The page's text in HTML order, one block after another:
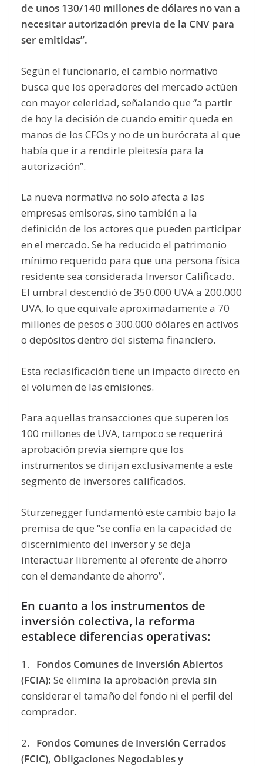
de unos 130/140 millones de dólares no van a
necesitar autorización previa de la CNV para
ser emitidas”.
Según el funcionario, el cambio normativo
busca que los operadores del mercado actúen
con mayor celeridad, señalando que “a partir
de hoy la decisión de cuando emitir queda en
manos de los CFOs y no de un burócrata al que
había que ir a rendirle pleitesía para la
autorización”.
La nueva normativa no solo afecta a las
empresas emisoras, sino también a la
definición de los actores que pueden participar
en el mercado. Se ha reducido el patrimonio
mínimo requerido para que una persona física
residente sea considerada Inversor Calificado.
El umbral descendió de 350.000 UVA a 200.000
UVA, lo que equivale aproximadamente a 70
millones de pesos o 300.000 dólares en activos
o depósitos dentro del sistema financiero.
Esta reclasificación tiene un impacto directo en
el volumen de las emisiones.
Para aquellas transacciones que superen los
100 millones de UVA, tampoco se requerirá
aprobación previa siempre que los
instrumentos se dirijan exclusivamente a este
segmento de inversores calificados.
Sturzenegger fundamentó este cambio bajo la
premisa de que “se confía en la capacidad de
discernimiento del inversor y se deja
interactuar libremente al oferente de ahorro
con el demandante de ahorro”.
En cuanto a los instrumentos de
inversión colectiva, la reforma
establece diferencias operativas:
1. Fondos Comunes de Inversión Abiertos
(FCIA): Se elimina la aprobación previa sin
considerar el tamaño del fondo ni el perfil del
comprador.
2. Fondos Comunes de Inversión Cerrados
(FCIC), Obligaciones Negociables y